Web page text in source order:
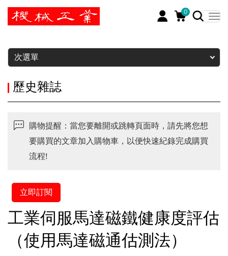
0
暫停
次選單
歷史雜誌
購物提醒：當您要離開或跳轉頁面時，請先將您想
要購買的文章加入購物車，以便快速紀錄完成購買
流程!
立即訂閱
工業伺服馬達磁鐵健康度評估
（使用馬達磁通估測法）